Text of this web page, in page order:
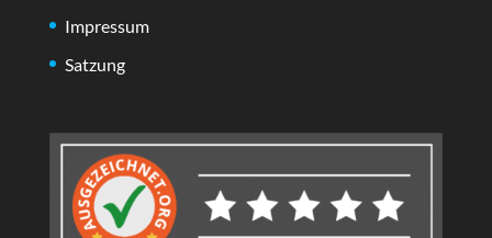
Impressum
Satzung